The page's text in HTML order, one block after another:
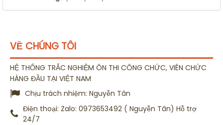
VỀ CHÚNG TÔI
HỆ THỐNG TRẮC NGHIỆM ÔN THI CÔNG CHỨC, VIÊN CHỨC
HÀNG ĐẦU TẠI VIỆT NAM
Chịu trách nhiệm: Nguyễn Tân
Điện thoại: Zalo: 0973653492 ( Nguyễn Tân) Hỗ trợ
24/7